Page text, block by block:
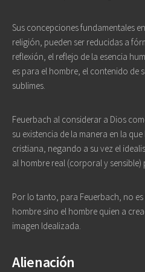
Sus concepciones fundamentales
religión, pueden ser reducidas a
reflexión, el reflejo de la esencia
es para el hombre, el contenido de
sublimes.
Feuerbach al considerar a Dios
su existencia de la manera en la
cristiana, negando a su vez el
al hombre real (corporal y
Por lo tanto, para Feuerbach, no
hombre sino el hombre quien a
imagen Idealizada.
Alienación